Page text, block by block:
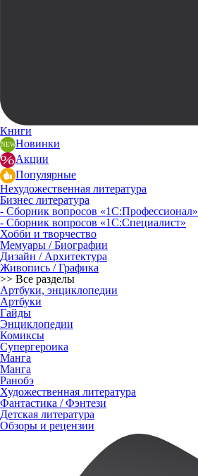
Книги
Новинки
Акции
Популярные
Нехудожественная литература
Бизнес литература
- Сборник вопросов «1С:Профессионал»
- Сборник вопросов «1С:Специалист»
Хобби и творчество
Мемуары / Биографии
Дизайн / Архитектура
Живопись / Графика
>> Все разделы
Артбуки, энциклопедии
Артбуки
Гайды
Энциклопедии
Комиксы
Супергероика
Манга
Манга
Ранобэ
Художественная литература
Фантастика / Фэнтези
Детская литература
Обзоры и рецензии